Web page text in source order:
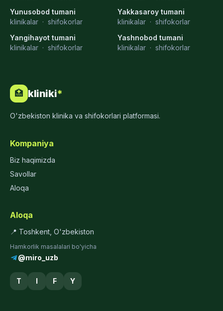
Yunusobod tumani
klinikalar · shifokorlar
Yakkasaroy tumani
klinikalar · shifokorlar
Yangihayot tumani
klinikalar · shifokorlar
Yashnobod tumani
klinikalar · shifokorlar
🏥 kliniki*
O'zbekiston klinika va shifokorlari platformasi.
Kompaniya
Biz haqimizda
Savollar
Aloqa
Aloqa
📍 Toshkent, O'zbekiston
Hamkorlik masalalari bo'yicha
@miro_uzb
T I F Y